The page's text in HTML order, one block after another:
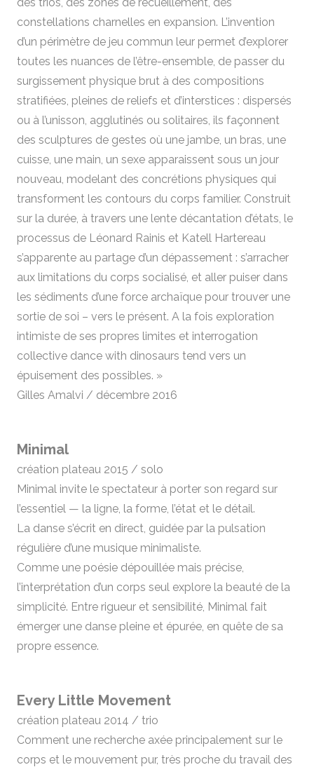
constellations charnelles en expansion. L’invention
d’un périmètre de jeu commun leur permet d’explorer
toutes les nuances de l’être-ensemble, de passer du
surgissement physique brut à des compositions
stratifiées, pleines de reliefs et d’interstices : dispersés
ou à l’unisson, agglutinés ou solitaires, ils façonnent
des sculptures de gestes où une jambe, un bras, une
cuisse, une main, un sexe apparaissent sous un jour
nouveau, modelant des concrétions physiques qui
transforment les contours du corps familier. Construit
sur la durée, à travers une lente décantation d’états, le
processus de Léonard Rainis et Katell Hartereau
s’apparente au partage d’un dépassement : s’arracher
aux limitations du corps socialisé, et aller puiser dans
les sédiments d’une force archaïque pour trouver une
sortie de soi – vers le présent. A la fois exploration
intimiste de ses propres limites et interrogation
collective dance with dinosaurs tend vers un
épuisement des possibles. »
Gilles Amalvi / décembre 2016
Minimal
création plateau 2015 / solo
Minimal invite le spectateur à porter son regard sur
l’essentiel — la ligne, la forme, l’état et le détail.
La danse s’écrit en direct, guidée par la pulsation
régulière d’une musique minimaliste.
Comme une poésie dépouillée mais précise,
l’interprétation d’un corps seul explore la beauté de la
simplicité. Entre rigueur et sensibilité, Minimal fait
émerger une danse pleine et épurée, en quête de sa
propre essence.
Every Little Movement
création plateau 2014 / trio
Comment une recherche axée principalement sur le
corps et le mouvement pur, très proche du travail des